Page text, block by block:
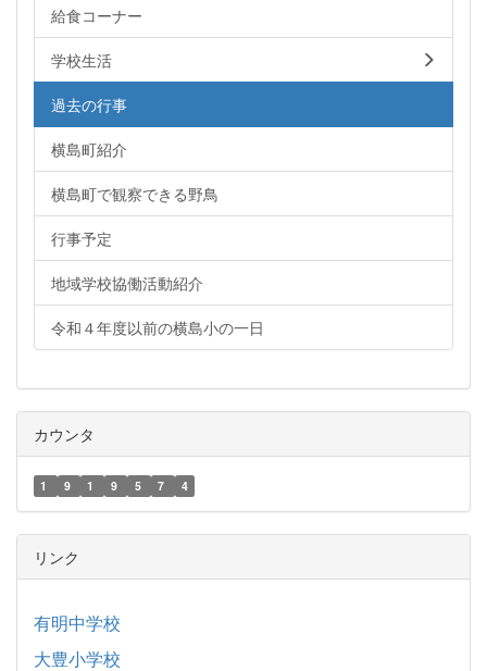
給食コーナー
学校生活
過去の行事
横島町紹介
横島町で観察できる野鳥
行事予定
地域学校協働活動紹介
令和４年度以前の横島小の一日
カウンタ
1 9 1 9 5 7 4
リンク
有明中学校
大豊小学校